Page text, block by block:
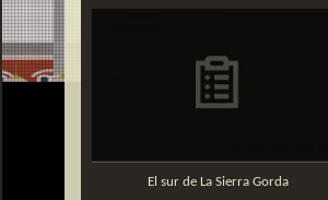
El sur de La Sierra Gorda